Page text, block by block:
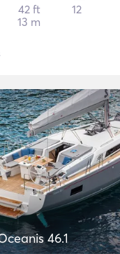
42 ft
13 m
12
46.1